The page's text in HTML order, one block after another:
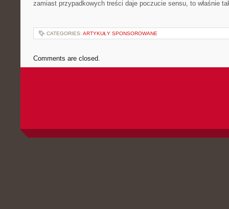
zamiast przypadkowych treści daje poczucie sensu, to właśnie
CATEGORIES: ARTYKUŁY SPONSOROWANE
Comments are closed.